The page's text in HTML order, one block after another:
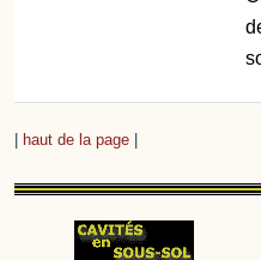
haut de la page